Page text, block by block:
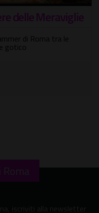
(anche per bambini),
al 13 agosto 2026